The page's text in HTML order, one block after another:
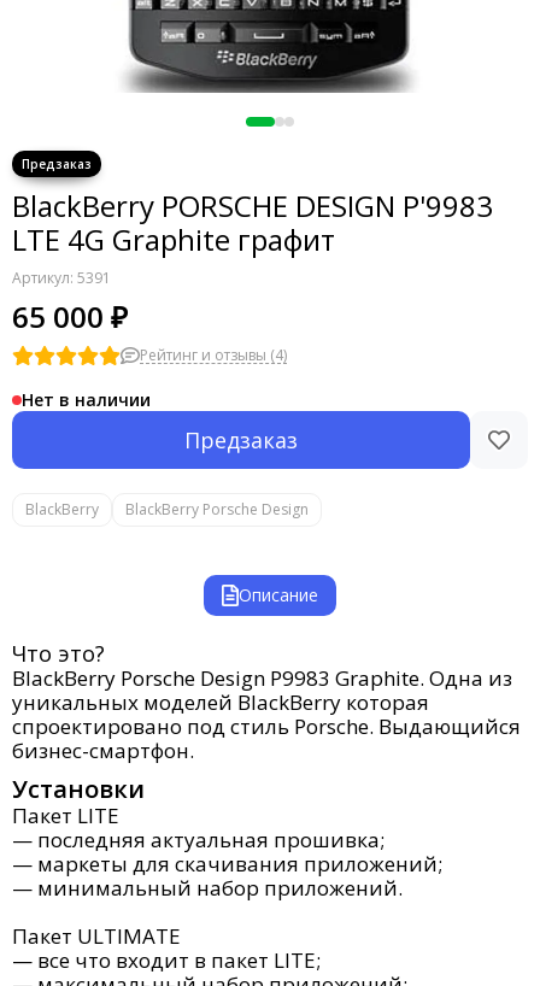
BlackBerry PORSCHE DESIGN P'9983
LTE 4G Graphite графит
Артикул: 5391
65 000 ₽
Рейтинг и отзывы (4)
Нет в наличии
Предзаказ
BlackBerry BlackBerry Porsche Design
Описание
Что это?
BlackBerry Porsche Design P9983 Graphite. Одна из
уникальных моделей BlackBerry которая
спроектировано под стиль Porsche. Выдающийся
бизнес-смартфон.
Установки
Пакет LITE
— последняя актуальная прошивка;
— маркеты для скачивания приложений;
— минимальный набор приложений.
Пакет ULTIMATE
— все что входит в пакет LITE;